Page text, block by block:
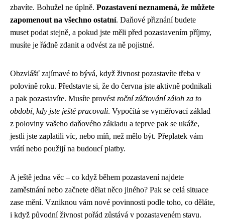
zbavíte. Bohužel ne úplně. Pozastavení neznamená, že můžete
zapomenout na všechno ostatní. Daňové přiznání budete
muset podat stejně, a pokud jste měli před pozastavením příjmy,
musíte je řádně zdanit a odvést za ně pojistné.
Obzvlášť zajímavé to bývá, když živnost pozastavíte třeba v
polovině roku. Představte si, že do června jste aktivně podnikali
a pak pozastavíte. Musíte provést roční zúčtování záloh za to
období, kdy jste ještě pracovali. Vypočítá se vyměřovací základ
z poloviny vašeho daňového základu a teprve pak se ukáže,
jestli jste zaplatili víc, nebo míň, než mělo být. Přeplatek vám
vrátí nebo použijí na budoucí platby.
A ještě jedna věc – co když během pozastavení najdete
zaměstnání nebo začnete dělat něco jiného? Pak se celá situace
zase mění. Vzniknou vám nové povinnosti podle toho, co děláte,
i když původní živnost pořád zůstává v pozastaveném stavu.